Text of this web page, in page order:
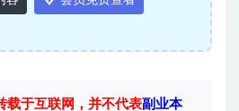
载于互联网，并不代表副业本